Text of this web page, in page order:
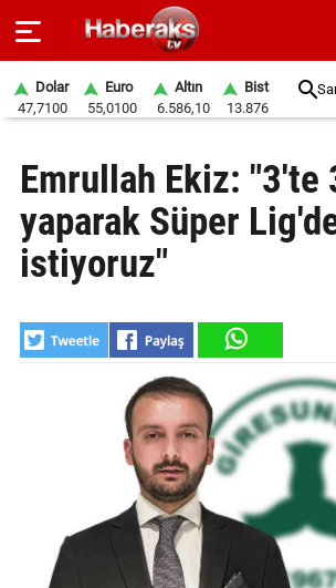
SPOR
YAŞAM
EKONOMİ
BELEDİYELER
GALERİ
VİDEO
Dolar
47,7100
Euro
55,0100
Altın
6.586,10
Bist
13.876
Emrullah Ekiz: "3'te
yaparak Süper
istiyoruz"